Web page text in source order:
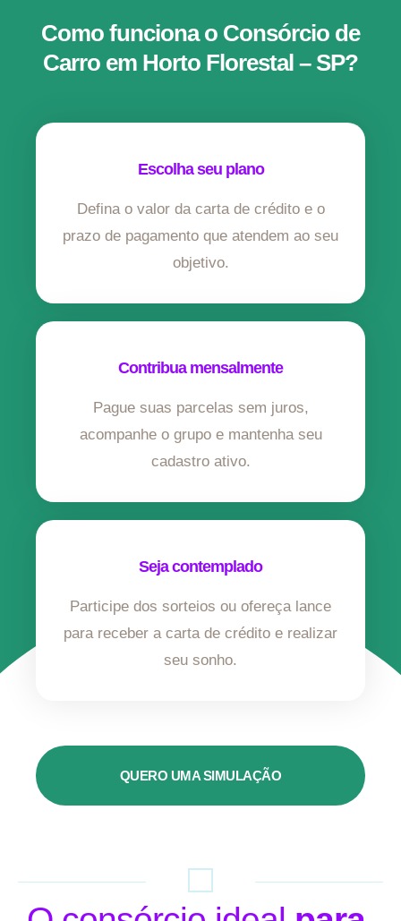
Como funciona o Consórcio de
Carro em Horto Florestal – SP?
Escolha seu plano
Defina o valor da carta de crédito e o
prazo de pagamento que atendem ao seu
objetivo.
Contribua mensalmente
Pague suas parcelas sem juros,
acompanhe o grupo e mantenha seu
cadastro ativo.
Seja contemplado
Participe dos sorteios ou ofereça lance
para receber a carta de crédito e realizar
seu sonho.
QUERO UMA SIMULAÇÃO